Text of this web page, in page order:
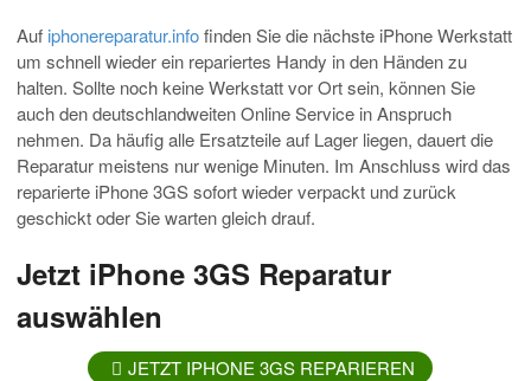
Auf iphonereparatur.infofinden Sie die nächste iPhone Werkstatt
um schnell wieder ein repariertes Handy in den Händen zu
halten. Sollte noch keine Werkstatt vor Ort sein, können Sie
auch den deutschlandweiten Online Service in Anspruch
nehmen. Da häufig alle Ersatzteile auf Lager liegen, dauert die
Reparatur meistens nur wenige Minuten. Im Anschluss wird das
reparierte iPhone 3GS sofort wieder verpackt und zurück
geschickt oder Sie warten gleich drauf.
Jetzt iPhone 3GS Reparatur
auswählen
JETZT IPHONE 3GS REPARIEREN